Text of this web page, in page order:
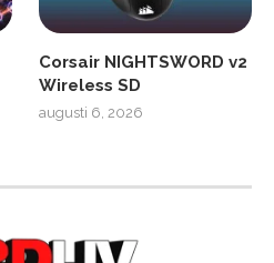
Corsair NIGHTSWORD v2
Wireless SD
augusti 6, 2026